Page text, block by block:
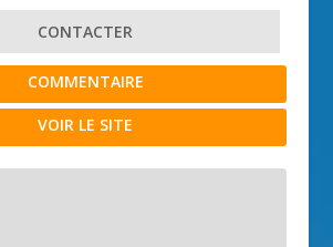
CONTACTER
COMMENTAIRE
VOIR LE SITE